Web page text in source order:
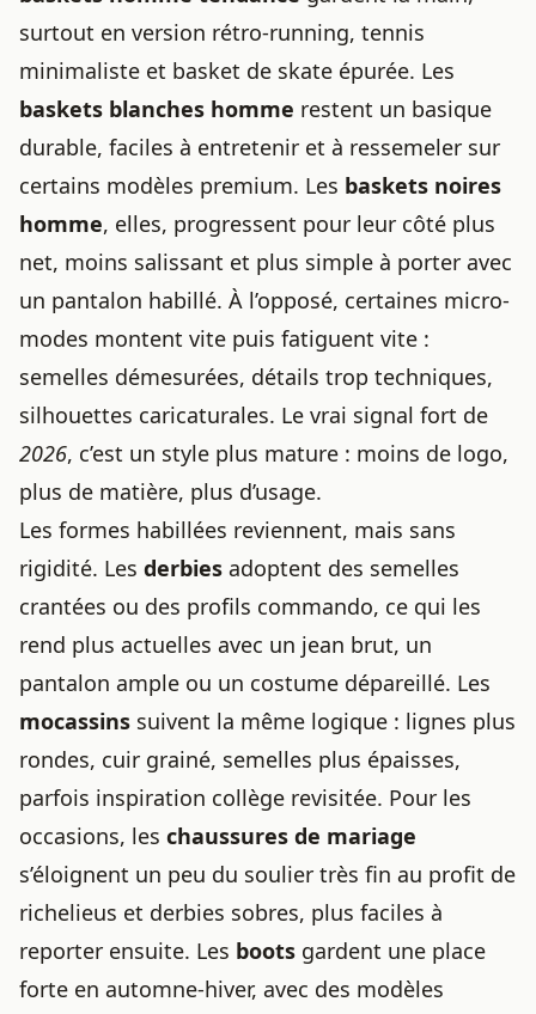
surtout en version rétro-running, tennis
minimaliste et basket de skate épurée. Les
baskets blanches homme restent un basique
durable, faciles à entretenir et à ressemeler sur
certains modèles premium. Les baskets noires
homme, elles, progressent pour leur côté plus
net, moins salissant et plus simple à porter avec
un pantalon habillé. À l’opposé, certaines micro-
modes montent vite puis fatiguent vite :
semelles démesurées, détails trop techniques,
silhouettes caricaturales. Le vrai signal fort de
2026, c’est un style plus mature : moins de logo,
plus de matière, plus d’usage.
Les formes habillées reviennent, mais sans
rigidité. Les derbies adoptent des semelles
crantées ou des profils commando, ce qui les
rend plus actuelles avec un jean brut, un
pantalon ample ou un costume dépareillé. Les
mocassins suivent la même logique : lignes plus
rondes, cuir grainé, semelles plus épaisses,
parfois inspiration collège revisitée. Pour les
occasions, les chaussures de mariage
s’éloignent un peu du soulier très fin au profit de
richelieus et derbies sobres, plus faciles à
reporter ensuite. Les boots gardent une place
forte en automne-hiver, avec des modèles